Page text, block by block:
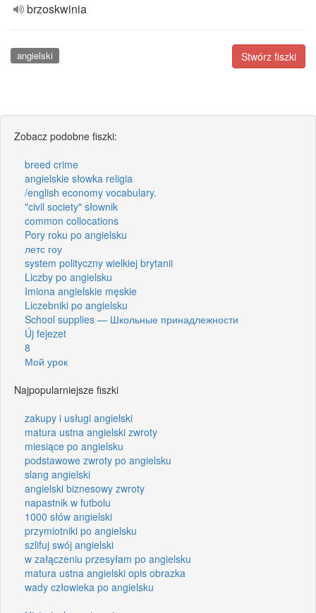
brzoskwinia
Stwórz fiszki
angielski
Zobacz podobne fiszki:
breed crime
angielskie słowka religia
/english economy vocabulary.
"civil society" słownik
common collocations
Pory roku po angielsku
летс гоу
system polityczny wielkiej brytanii
Liczby po angielsku
Imiona angielskie męskie
Liczebniki po angielsku
School supplies — Школьные принадлежности
Új fejezet
8
Мой урок
Najpopularniejsze fiszki
zakupy i usługi angielski
matura ustna angielski zwroty
miesiące po angielsku
podstawowe zwroty po angielsku
slang angielski
angielski biznesowy zwroty
napastnik w futbolu
1000 słów angielski
przymiotniki po angielsku
szlifuj swój angielski
w załączeniu przesyłam po angielsku
matura ustna angielski opis obrazka
wady człowieka po angielsku